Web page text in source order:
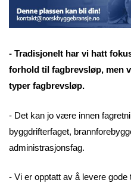
- Tradisjonelt har vi hatt
forhold til fagbrevsløp, men
typer fagbrevsløp.
- Det kan jo være innen
byggdrifterfaget,
administrasjonsfag.
- Vi er opptatt av å levere